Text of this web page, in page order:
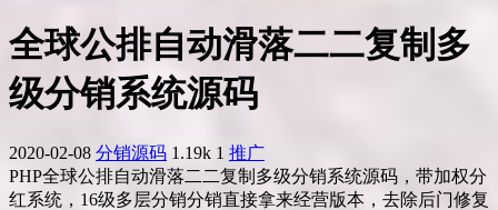
全球公排自动滑落二二复制多
级分销系统源码
2020-02-08 分销源码 1.19k 1 推广
PHP全球公排自动滑落二二复制多级分销系统源码，带加权分
红系统，16级多层分销分销直接拿来经营版本，去除后门修复